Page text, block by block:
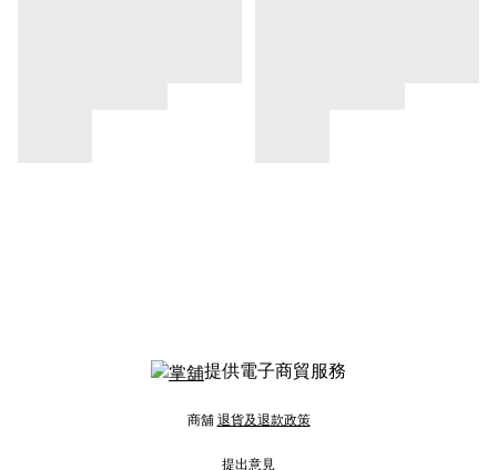
提供電子商貿服務
商舖 退貨及退款政策
提出意見